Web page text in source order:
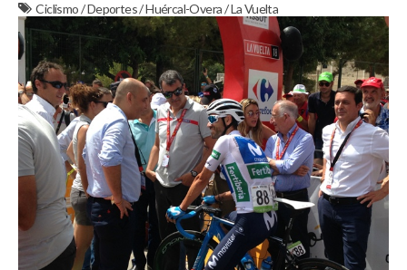
Ciclismo/Deportes/Huércal-Overa/La Vuelta